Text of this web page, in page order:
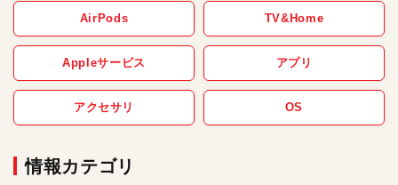
AirPods TV&Home
Appleサービス アプリ
アクセサリ OS
情報カテゴリ